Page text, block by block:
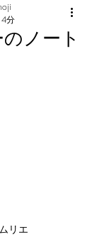
ノート
分
リエ